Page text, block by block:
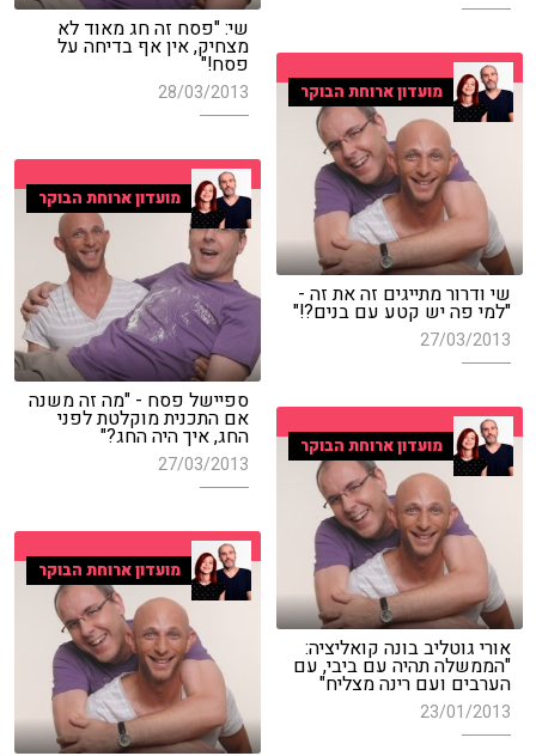
שי: "פסח זה חג מאוד לא
מצחיק, אין אף בדיחה על
פסח!"
28/03/2013 מועדון ארוחת הבוקר
שי ודרור מתייגים זה את זה -
"למי פה יש קטע עם בנים?!"
27/03/2013
מועדון ארוחת הבוקר
ספיישל פסח - "מה זה משנה
אם התכנית מוקלטת לפני
החג, איך היה החג?"
27/03/2013
מועדון ארוחת הבוקר
אורי גוטליב בונה קואליציה:
"הממשלה תהיה עם ביבי, עם
הערבים ועם רינה מצליח"
23/01/2013
מועדון ארוחת הבוקר